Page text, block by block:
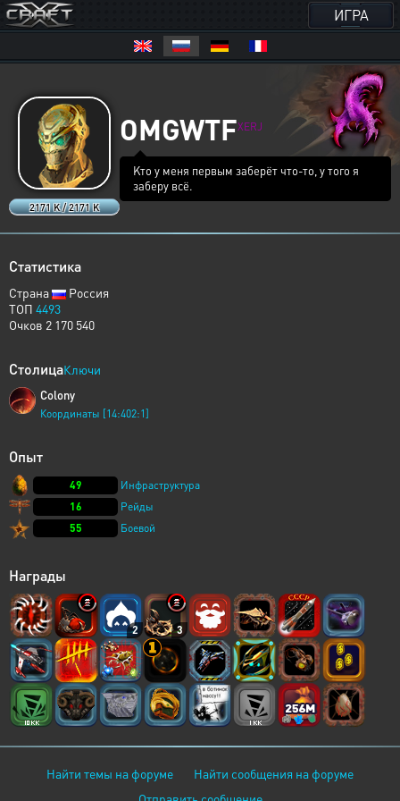
ИГРА
2171 K / 2171 K
OMGWTFXERJ
Kто у меня первым заберёт что-то, у того я
заберу всё.
Статистика
Страна
Россия
ТОП 4493
Очков 2 170 540
СтолицаКлючи
Colony
Координаты [14:402:1]
Опыт
49
Инфраструктура
16
Рейды
55
Боевой
Награды
2 3
Найти темы на форуме
Найти сообщения на форуме